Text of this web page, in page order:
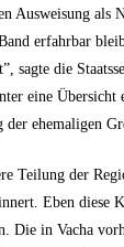
Ausweisung als
erfahrbar
sagte die
eine Übersicht
ehemaligen
Teilung der
Eben diese
Die in Vacha